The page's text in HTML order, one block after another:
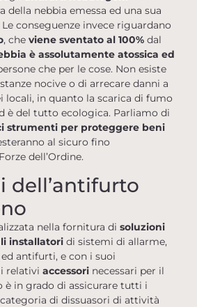
della nebbia emessa ed una sua
conseguenze invece riguardano
, che viene sventato al 100% dal
è assolutamente atossica ed
che per le cose. Non esiste
nocive o di arrecare danni a
locali, in quanto la scarica di fumo
è del tutto ecologica. Parliamo di
strumenti per proteggere beni
al sicuro fino
dell’Ordine.
dell’antifurto
nella fornitura di soluzioni
installatori di sistemi di allarme,
ed antifurti, e con i suoi
relativi accessori necessari per il
è in grado di assicurare tutti i
di dissuasori di attività